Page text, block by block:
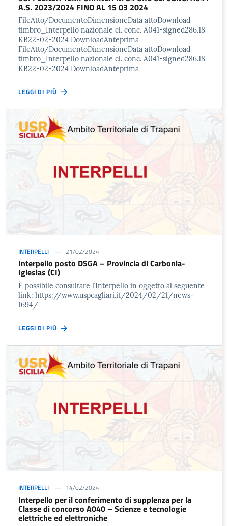
A.S. 2023/2024 FINO AL 15 03 2024
FileAtto/DocumentoDimensioneData attoDownload
timbro_Interpello nazionale cl. conc. A041-signed286.18
KB22-02-2024 DownloadAnteprima
FileAtto/DocumentoDimensioneData attoDownload
timbro_Interpello nazionale cl. conc. A041-signed286.18
KB22-02-2024 DownloadAnteprima
LEGGI DI PIÙ
INTERPELLI 21/02/2024
Interpello posto DSGA – Provincia di Carbonia-
Iglesias (CI)
È possibile consultare l’Interpello in oggetto al seguente
link: https://www.uspcagliari.it/2024/02/21/news-
1694/
LEGGI DI PIÙ
INTERPELLI 14/02/2024
Interpello per il conferimento di supplenza per la
Classe di concorso A040 – Scienze e tecnologie
elettriche ed elettroniche